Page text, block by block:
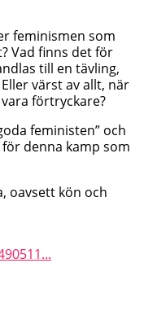
feminismen som
Vad finns det för
till en tävling,
värst av allt, när
förtryckare?
feministen” och
denna kamp som
oavsett kön och